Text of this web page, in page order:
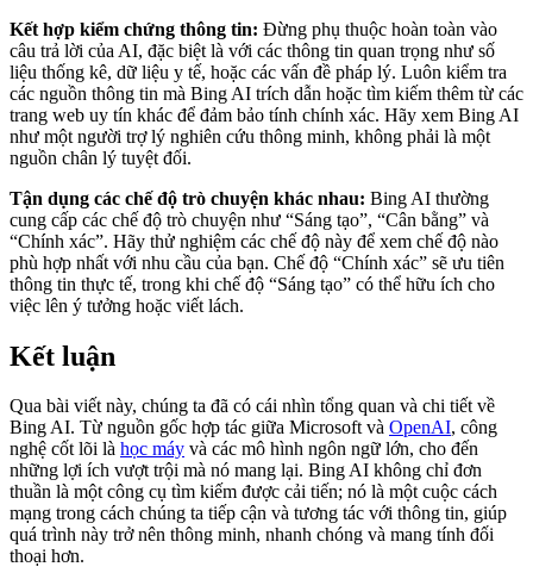
Kết hợp kiểm chứng thông tin: Đừng phụ thuộc hoàn toàn vào
câu trả lời của AI, đặc biệt là với các thông tin quan trọng như số
liệu thống kê, dữ liệu y tế, hoặc các vấn đề pháp lý. Luôn kiểm tra
các nguồn thông tin mà Bing AI trích dẫn hoặc tìm kiếm thêm từ các
trang web uy tín khác để đảm bảo tính chính xác. Hãy xem Bing AI
như một người trợ lý nghiên cứu thông minh, không phải là một
nguồn chân lý tuyệt đối.
Tận dụng các chế độ trò chuyện khác nhau: Bing AI thường
cung cấp các chế độ trò chuyện như “Sáng tạo”, “Cân bằng” và
“Chính xác”. Hãy thử nghiệm các chế độ này để xem chế độ nào
phù hợp nhất với nhu cầu của bạn. Chế độ “Chính xác” sẽ ưu tiên
thông tin thực tế, trong khi chế độ “Sáng tạo” có thể hữu ích cho
việc lên ý tưởng hoặc viết lách.
Kết luận
Qua bài viết này, chúng ta đã có cái nhìn tổng quan và chi tiết về
Bing AI. Từ nguồn gốc hợp tác giữa Microsoft và OpenAI, công
nghệ cốt lõi là học máy và các mô hình ngôn ngữ lớn, cho đến
những lợi ích vượt trội mà nó mang lại. Bing AI không chỉ đơn
thuần là một công cụ tìm kiếm được cải tiến; nó là một cuộc cách
mạng trong cách chúng ta tiếp cận và tương tác với thông tin, giúp
quá trình này trở nên thông minh, nhanh chóng và mang tính đối
thoại hơn.